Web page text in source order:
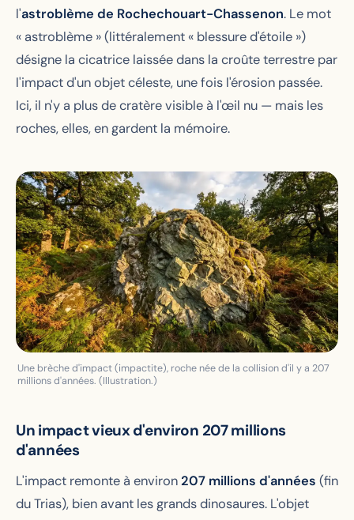
l'astroblème de Rochechouart-Chassenon. Le mot
« astroblème » (littéralement « blessure d'étoile »)
désigne la cicatrice laissée dans la croûte terrestre par
l'impact d'un objet céleste, une fois l'érosion passée.
Ici, il n'y a plus de cratère visible à l'œil nu — mais les
roches, elles, en gardent la mémoire.
Une brèche d'impact (impactite), roche née de la collision d'il y a 207
millions d'années. (Illustration.)
Un impact vieux d'environ 207 millions
d'années
L'impact remonte à environ207 millions d'années (fin
du Trias), bien avant les grands dinosaures. L'objet